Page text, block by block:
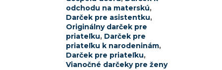
odchodu na materskú,
Darček pre asistentku,
Originálny darček pre
priateľku, Darček pre
priateľku k narodeninám,
Darček pre priateľku,
Vianočné darčeky pre ženy